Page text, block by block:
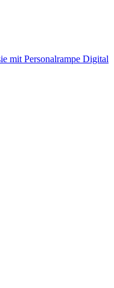
mit Personalrampe Digital